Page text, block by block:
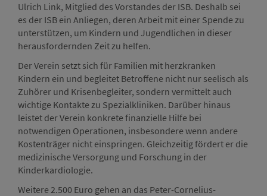
Ulrich Link, Mitglied des Vorstandes der ISB. Deshalb sei
es der ISB ein Anliegen, deren Arbeit mit einer Spende zu
unterstützen, um Kindern und Jugendlichen in dieser
herausfordernden Zeit zu helfen.
Der Verein setzt sich für Familien mit herzkranken
Kindern ein und begleitet Betroffene nicht nur seelisch als
Zuhörer und Krisenbegleiter, sondern vermittelt auch
wichtige Kontakte zu Spezialkliniken. Darüber hinaus
leistet der Verein konkrete finanzielle Hilfe bei
notwendigen Operationen, insbesondere wenn andere
Kostenträger nicht einspringen. Gleichzeitig fördert er die
medizinische Versorgung und Forschung in der
Kinderkardiologie.
Weitere 2.500 Euro gehen an das Peter-Cornelius-